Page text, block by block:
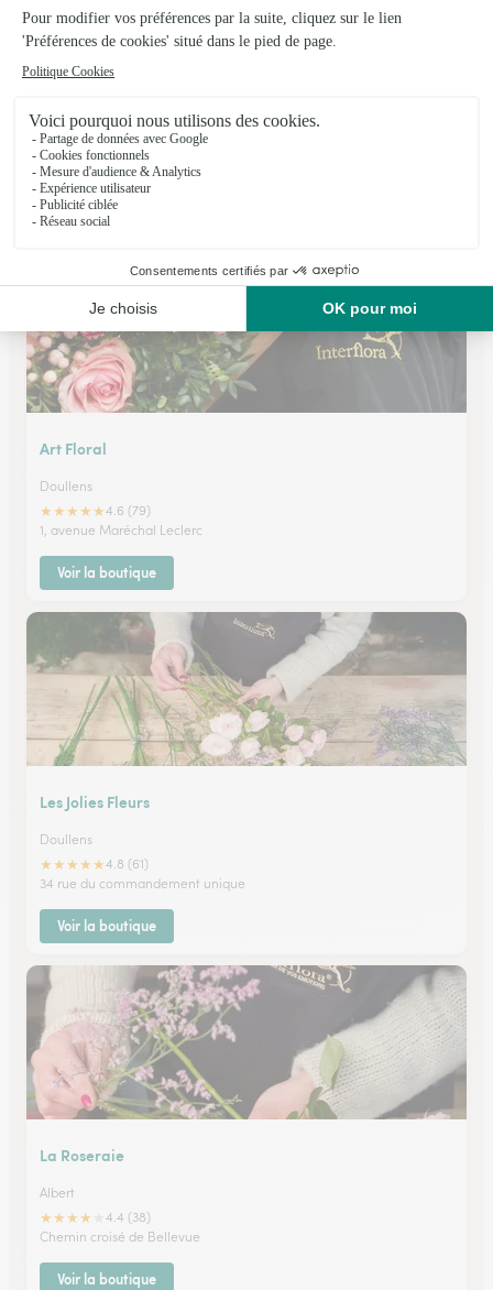
Moreuil
★★★★★4.3 (92)
10, rue Gambetta
Voir la boutique
Art Floral
Doullens
★★★★★4.6 (79)
1, avenue Maréchal Leclerc
Voir la boutique
Les Jolies Fleurs
Doullens
★★★★★4.8 (61)
34 rue du commandement unique
Voir la boutique
La Roseraie
Albert
★★★★
4.4 (38)
Chemin croisé de Bellevue
Voir la boutique